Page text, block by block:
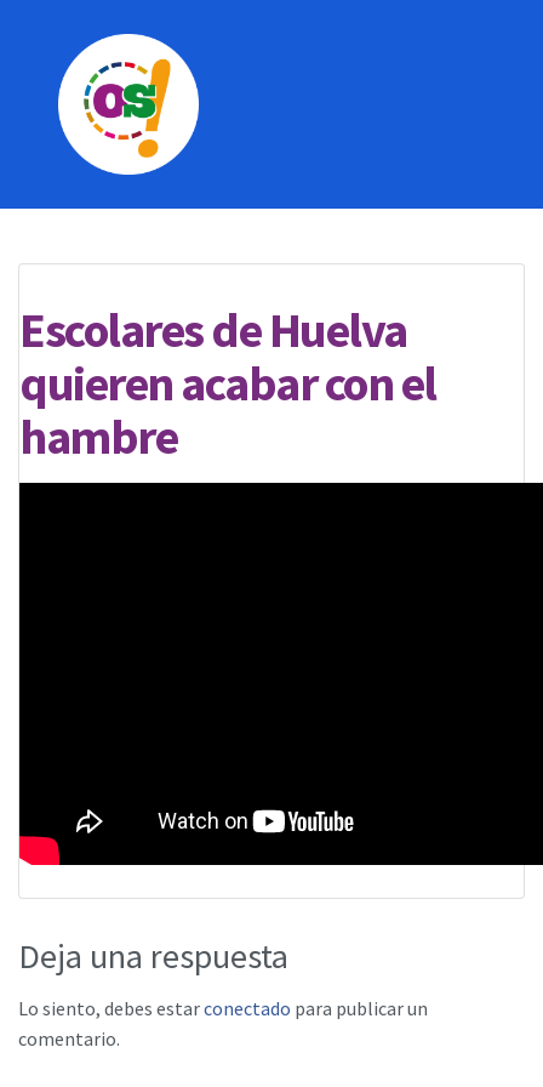
Escolares de Huelva
quieren acabar con el
hambre
Deja una respuesta
Lo siento, debes estarconectado para publicar un
comentario.